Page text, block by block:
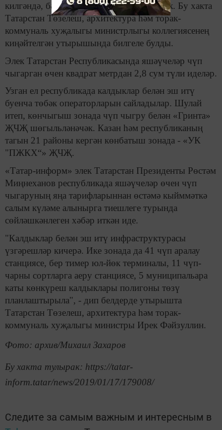
килгәндә, бәя 78,05 сумны тәшкил итәчәк. Бу хакта
Татарстан Төзелеш, архитектура һәм торак-
коммуналь хуҗалыгы министрлыгы коллегиясенең
киңәйтелгән утырышында билгеле булды.
Элек Татарстан Республикасында яшәүчеләр чүп
чыгарган өчен квадрат метрдан 2,8 сум түли иделәр.
Узган ел республикада калдыклар белән эш итү
буенча төбәк операторларын сайладылар. Шулай
итеп, көнчыгыш зонада чүп чыгру белән «Гринта»
ҖЧҖ шөгыльләнәчәк. Казан һәм республиканың
тагын 21 районы кергән көнбатыш зонада - «УК
"ПЖКХ“» ҖЧҖ.
«Татар-информ» элек Татарстан Президенты Рөстәм
Миңнеханов республикада яшәүчеләр өчен чүп
чыгаруның яңа тарифларыннан өстәмә кыйммәткә
салым күләме алынырга тиешлеге турында
сөйләшкәнлеген хәбәр иткән иде.
"Калдыклар белән эш итү инфраструктурасы
үзгәрешләр кичерә. Ике зонада да 41 чүп аралау
станциясе, бер тимер юл-йөк терминалы, 11 чүп-
чарны сортларга аеру станциясе, 5 муниципальара
каты көнкүреш калдыклары полигоны төзү
планлаштырыла", - дип белдерде утырышта
Татарстан Төзелеш, архитектура һәм торак-
коммуналь хуҗалыгы министры Ирек Фәйзуллин.
Фото: архив/Михаил Захаров
Бу хакта тулырак: https://tatar-
inform.tatar/news/2019/01/17/179008/
Следите за самым важным и интересным в